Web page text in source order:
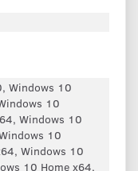
Windows 10
10
Windows 10
10
Windows 10
10 Home x64,